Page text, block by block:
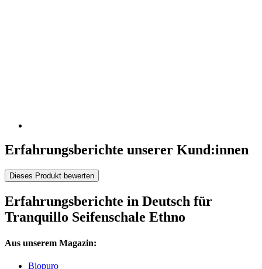
Erfahrungsberichte unserer Kund:innen
Dieses Produkt bewerten
Erfahrungsberichte in Deutsch für
Tranquillo Seifenschale Ethno
Aus unserem Magazin:
Biopuro